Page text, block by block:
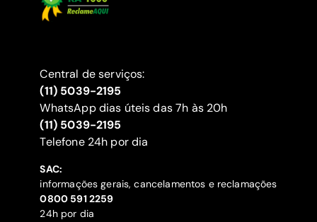
Central de serviços:
(11) 5039-2195
WhatsApp dias úteis das 7h às 20h
(11) 5039-2195
‍Telefone 24h por dia
SAC:
informações gerais, cancelamentos e reclamações
‍0800 591 2259
24h por dia